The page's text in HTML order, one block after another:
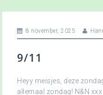
8 november, 2025
9/11
Heyy meisjes, deze
allemaal zondag! N&N xxx